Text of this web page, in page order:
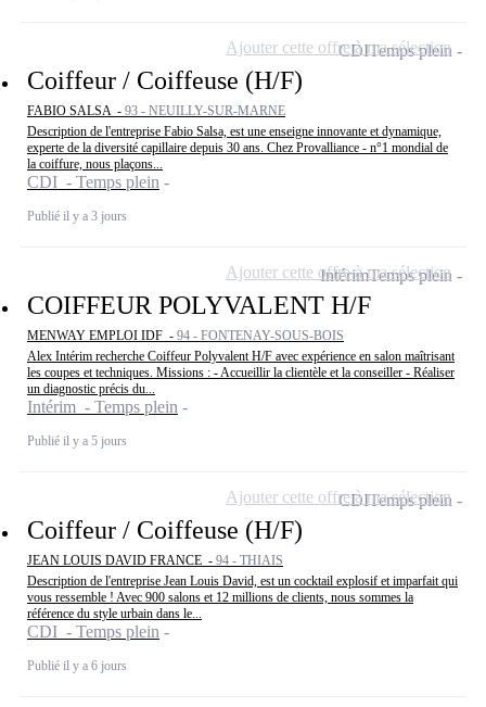
Coiffeur / Coiffeuse (H/F)
FABIO SALSA - 93 - NEUILLY-SUR-MARNE
Description de l'entreprise Fabio Salsa, est une enseigne innovante et dynamique,
experte de la diversité capillaire depuis 30 ans. Chez Provalliance - n°1 mondial de
la coiffure, nous plaçons...
CDI - Temps plein
Publié il y a 3 jours
CDITemps plein
Ajouter cette offre à ma sélection
COIFFEUR POLYVALENT H/F
MENWAY EMPLOI IDF - 94 - FONTENAY-SOUS-BOIS
Alex Intérim recherche Coiffeur Polyvalent H/F avec expérience en salon maîtrisant
les coupes et techniques. Missions : - Accueillir la clientèle et la conseiller - Réaliser
un diagnostic précis du...
Intérim - Temps plein
Publié il y a 5 jours
IntérimTemps plein
Ajouter cette offre à ma sélection
Coiffeur / Coiffeuse (H/F)
JEAN LOUIS DAVID FRANCE - 94 - THIAIS
Description de l'entreprise Jean Louis David, est un cocktail explosif et imparfait qui
vous ressemble ! Avec 900 salons et 12 millions de clients, nous sommes la
référence du style urbain dans le...
CDI - Temps plein
Publié il y a 6 jours
CDITemps plein
Ajouter cette offre à ma sélection